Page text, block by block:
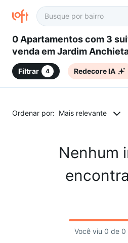
0 Apartamentos com 3
venda em Jardim
Campinas, SP
Filtrar 4 Redecore IA
Ordenar por: Mais relevante
Nenhum
Você viu 0 de 0